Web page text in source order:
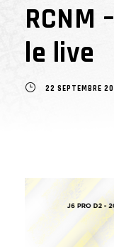
RCNM
le live
22 SEPTEMBRE